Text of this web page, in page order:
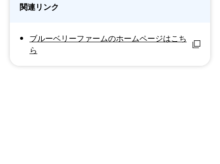
関連リンク
ブルーベリーファームのホームページはこち
ら